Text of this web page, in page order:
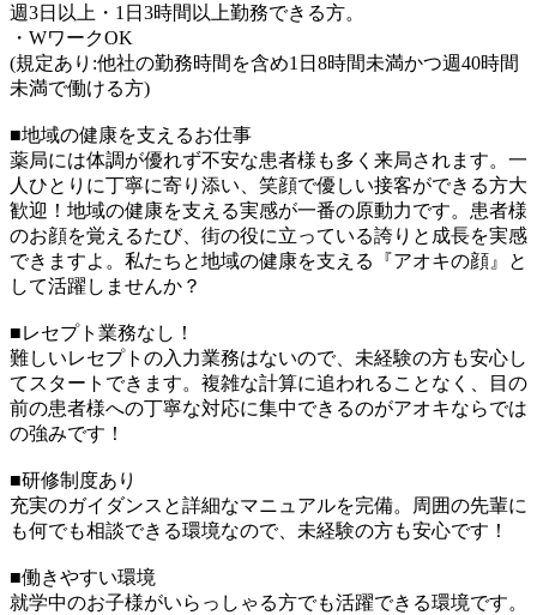
週3日以上・1日3時間以上勤務できる方。
・WワークOK
(規定あり:他社の勤務時間を含め1日8時間未満かつ週40時間
未満で働ける方)
■地域の健康を支えるお仕事
薬局には体調が優れず不安な患者様も多く来局されます。一
人ひとりに丁寧に寄り添い、笑顔で優しい接客ができる方大
歓迎！地域の健康を支える実感が一番の原動力です。患者様
のお顔を覚えるたび、街の役に立っている誇りと成長を実感
できますよ。私たちと地域の健康を支える『アオキの顔』と
して活躍しませんか？
■レセプト業務なし！
難しいレセプトの入力業務はないので、未経験の方も安心し
てスタートできます。複雑な計算に追われることなく、目の
前の患者様への丁寧な対応に集中できるのがアオキならでは
の強みです！
■研修制度あり
充実のガイダンスと詳細なマニュアルを完備。周囲の先輩に
も何でも相談できる環境なので、未経験の方も安心です！
■働きやすい環境
就学中のお子様がいらっしゃる方でも活躍できる環境です。